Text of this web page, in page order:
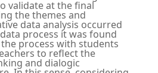
validate at the final
the themes and
data analysis occurred
process it was found
process with students
to reflect the
and dialogic